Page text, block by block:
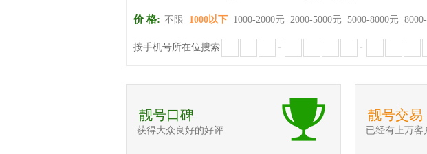
价 格: 不限 1000以下 1000-2000元 2000-5000元 5000-8000元
按手机号所在位搜索 - -
靓号口碑
获得大众良好的好评
靓号交易
已经有上万客